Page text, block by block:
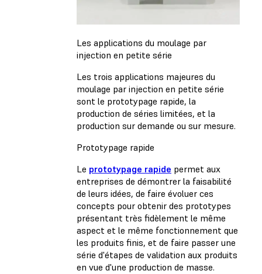
Les applications du moulage par
injection en petite série
Les trois applications majeures du
moulage par injection en petite série
sont le prototypage rapide, la
production de séries limitées, et la
production sur demande ou sur mesure.
Prototypage rapide
Le prototypage rapide permet aux
entreprises de démontrer la faisabilité
de leurs idées, de faire évoluer ces
concepts pour obtenir des prototypes
présentant très fidèlement le même
aspect et le même fonctionnement que
les produits finis, et de faire passer une
série d'étapes de validation aux produits
en vue d'une production de masse.